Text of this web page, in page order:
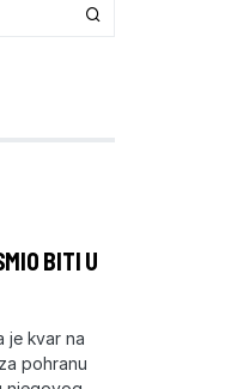
BITI U
je kvar na
pohranu